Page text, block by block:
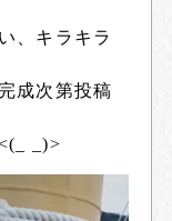
、キラキラ
成次第投稿
_)>